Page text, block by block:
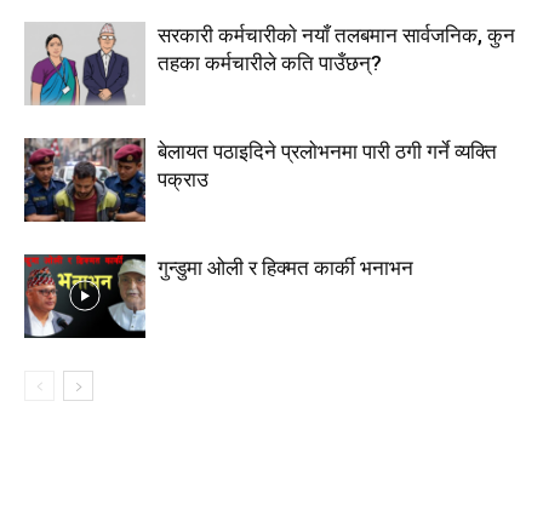
सरकारी कर्मचारीकाे नयाँ तलबमान सार्वजनिक, कुन
तहका कर्मचारीले कति पाउँछन्?
बेलायत पठाइदिने प्रलाेभनमा पारी ठगी गर्ने व्यक्ति
पक्राउ
गुन्डुमा ओली र हिक्मत कार्की भनाभन